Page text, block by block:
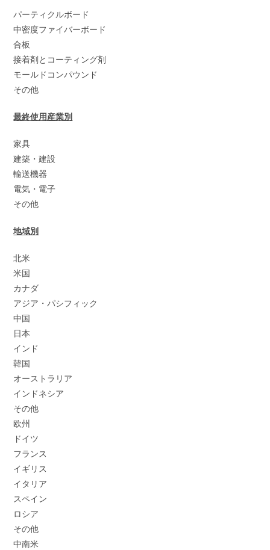
パーティクルボード
中密度ファイバーボード
合板
接着剤とコーティング剤
モールドコンパウンド
その他
最終使用産業別
家具
建築・建設
輸送機器
電気・電子
その他
地域別
北米
米国
カナダ
アジア・パシフィック
中国
日本
インド
韓国
オーストラリア
インドネシア
その他
欧州
ドイツ
フランス
イギリス
イタリア
スペイン
ロシア
その他
中南米